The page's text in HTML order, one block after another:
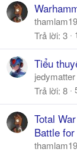
Trả lời 3
Tiểu
jedymatter
Trả lời 8
Total
Battle